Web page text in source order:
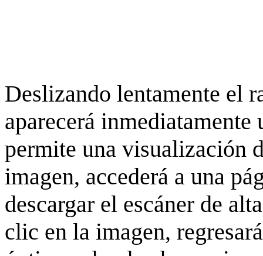
Deslizando lentamente el
aparecerá
permite una visualización
imagen, accederá a una
descargar el escáner de
clic en la imagen,